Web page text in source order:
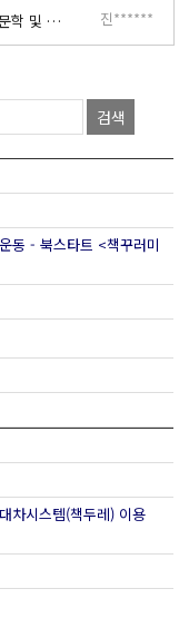
[일상이 되는 인문학] 가을인문학 및 불편한 편의점 김호연 작가와의 만남 안내 진******
검색
동 - 북스타트 <책꾸러미
차시스템(책두레) 이용